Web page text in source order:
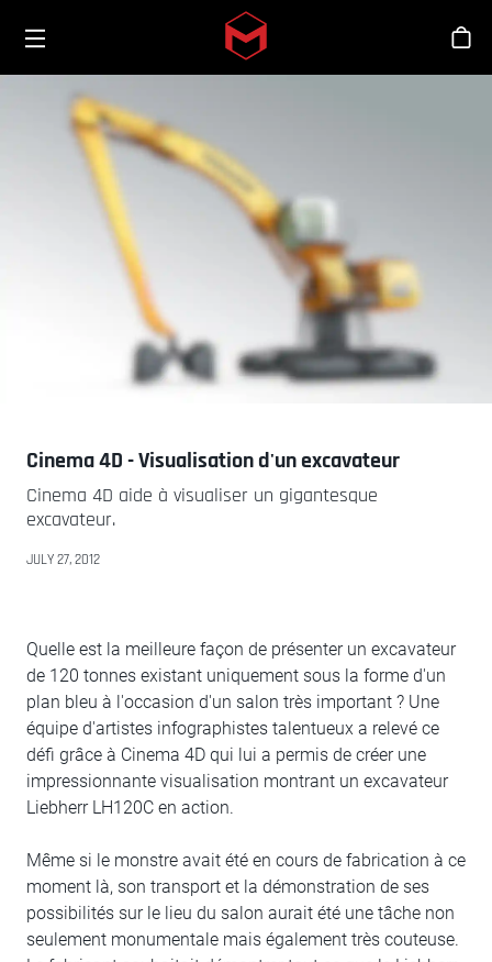
Skip to main content
Cinema 4D - Visualisation d'un excavateur
Cinema 4D aide à visualiser un gigantesque
excavateur.
JULY 27, 2012
Quelle est la meilleure façon de présenter un excavateur
de 120 tonnes existant uniquement sous la forme d'un
plan bleu à l'occasion d'un salon très important ? Une
équipe d'artistes infographistes talentueux a relevé ce
défi grâce à Cinema 4D qui lui a permis de créer une
impressionnante visualisation montrant un excavateur
Liebherr LH120C en action.
Même si le monstre avait été en cours de fabrication à ce
moment là, son transport et la démonstration de ses
possibilités sur le lieu du salon aurait été une tâche non
seulement monumentale mais également très couteuse.